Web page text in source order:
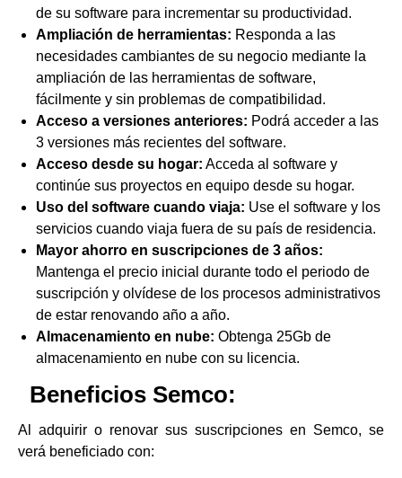
de su software para incrementar su productividad.
Ampliación de herramientas: Responda a las
necesidades cambiantes de su negocio mediante la
ampliación de las herramientas de software,
fácilmente y sin problemas de compatibilidad.
Acceso a versiones anteriores: Podrá acceder a las
3 versiones más recientes del software.
Acceso desde su hogar: Acceda al software y
continúe sus proyectos en equipo desde su hogar.
Uso del software cuando viaja: Use el software y los
servicios cuando viaja fuera de su país de residencia.
Mayor ahorro en suscripciones de 3 años:
Mantenga el precio inicial durante todo el periodo de
suscripción y olvídese de los procesos administrativos
de estar renovando año a año.
Almacenamiento en nube: Obtenga 25Gb de
almacenamiento en nube con su licencia.
Beneficios Semco:
Al adquirir o renovar sus suscripciones en Semco, se
verá beneficiado con: